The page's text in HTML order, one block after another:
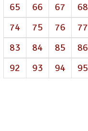
65
66 67 68
74
75 76 77
83
84 85 86
92
93 94 95